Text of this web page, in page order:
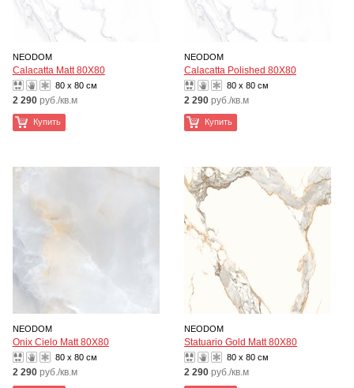
NEODOM
Calacatta Matt 80X80
80 x 80 см
2 290 руб./кв.м
Купить
NEODOM
Calacatta Polished 80X80
80 x 80 см
2 290 руб./кв.м
Купить
NEODOM
Onix Cielo Matt 80X80
80 x 80 см
2 290 руб./кв.м
NEODOM
Statuario Gold Matt 80X80
80 x 80 см
2 290 руб./кв.м